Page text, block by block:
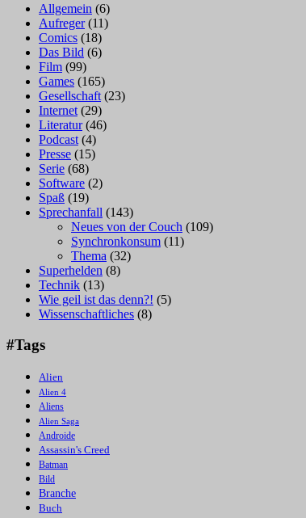
Allgemein (6)
Aufreger(11)
Comics (18)
Das Bild (6)
Film (99)
Games (165)
Gesellschaft (23)
Internet (29)
Literatur(46)
Podcast (4)
Presse (15)
Serie (68)
Software (2)
Spaß (19)
Sprechanfall (143)
Neues von der Couch (109)
Synchronkonsum (11)
Thema (32)
Superhelden (8)
Technik (13)
Wie geil ist das denn?! (5)
Wissenschaftliches (8)
#Tags
Alien
Alien 4
Aliens
Alien Saga
Androide
Assassin's Creed
Batman
Bild
Branche
Buch